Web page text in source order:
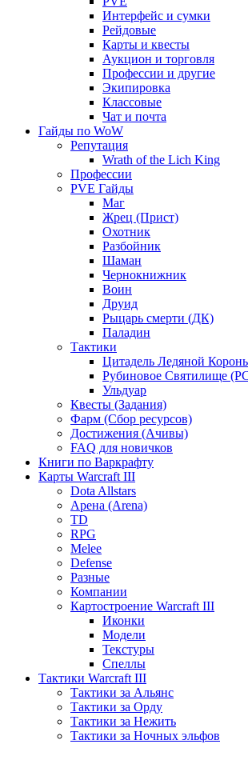
Интерфейс и сумки
Рейдовые
Карты и квесты
Аукцион и торговля
Профессии и другие
Экипировка
Классовые
Чат и почта
Гайды по WoW
Репутация
Wrath of the Lich King
Профессии
PVE Гайды
Маг
Жрец (Прист)
Охотник
Разбойник
Шаман
Чернокнижник
Воин
Друид
Рыцарь смерти (ДК)
Паладин
Тактики
Цитадель Ледяной
Рубиновое Святилище
Ульдуар
Квесты (Задания)
Фарм (Сбор ресурсов)
Достижения (Ачивы)
FAQ для новичков
Книги по Варкрафту
Карты Warcraft III
Dota Allstars
Арена (Arena)
TD
RPG
Melee
Defense
Разные
Компании
Картостроение Warcraft III
Иконки
Модели
Текстуры
Спеллы
Тактики Warcraft III
Тактики за Альянс
Тактики за Орду
Тактики за Нежить
Тактики за Ночных эльфов